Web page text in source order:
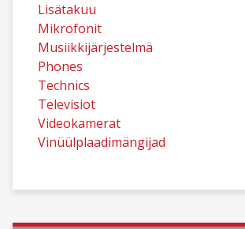
Lisätakuu
Mikrofonit
Musiikkijärjestelmä
Phones
Technics
Televisiot
Videokamerat
Vinüülplaadimängijad